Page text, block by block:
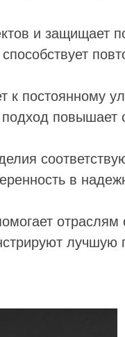
и защищает
к постоянному
повышает
в
отраслям
лучшую